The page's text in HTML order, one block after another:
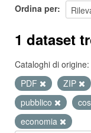
Ordina per
1 dataset
Cataloghi di origine:
PDF
ZIP
pubblico
economia